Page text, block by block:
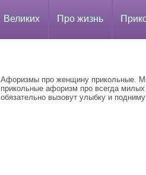
Великих Про жизнь
Афоризмы про женщину прикольные.
прикольные афоризм про всегда
обязательно вызовут улыбку и